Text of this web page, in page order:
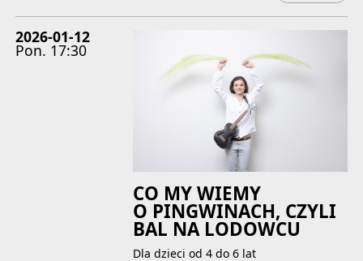
2026-01-12
Pon. 17:30
CO MY WIEMY
O PINGWINACH, CZYLI
BAL NA LODOWCU
Dla dzieci od 4 do 6 lat